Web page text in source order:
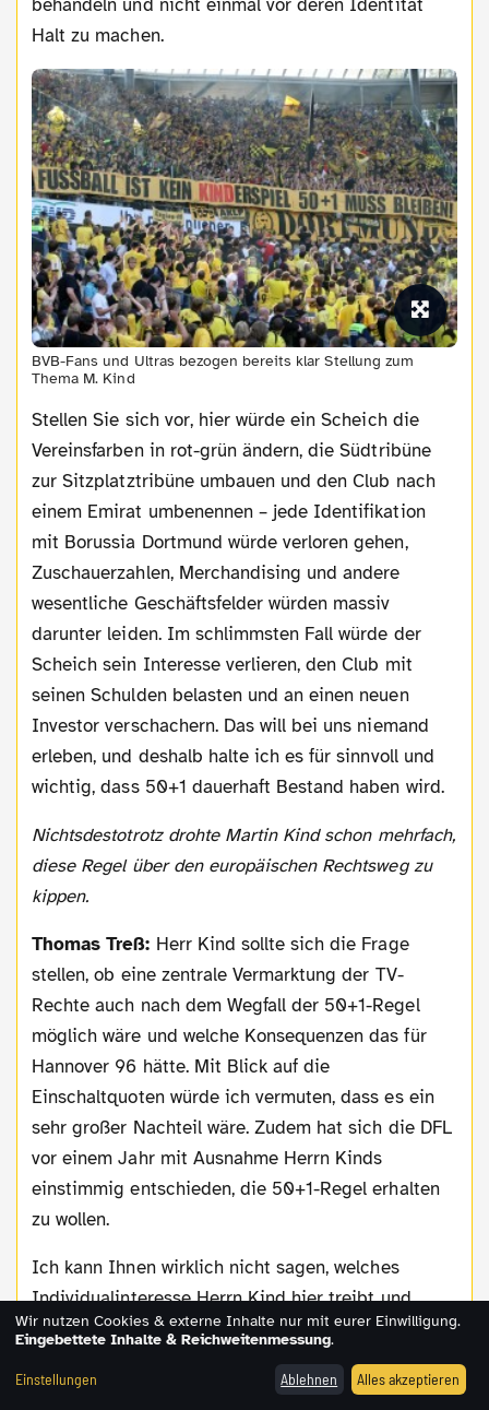
behandeln und nicht einmal vor deren Identität
Halt zu machen.
BVB-Fans und Ultras bezogen bereits klar Stellung zum
Thema M. Kind
Stellen Sie sich vor, hier würde ein Scheich die
Vereinsfarben in rot-grün ändern, die Südtribüne
zur Sitzplatztribüne umbauen und den Club nach
einem Emirat umbenennen – jede Identifikation
mit Borussia Dortmund würde verloren gehen,
Zuschauerzahlen, Merchandising und andere
wesentliche Geschäftsfelder würden massiv
darunter leiden. Im schlimmsten Fall würde der
Scheich sein Interesse verlieren, den Club mit
seinen Schulden belasten und an einen neuen
Investor verschachern. Das will bei uns niemand
erleben, und deshalb halte ich es für sinnvoll und
wichtig, dass 50+1 dauerhaft Bestand haben wird.
Nichtsdestotrotz drohte Martin Kind schon mehrfach,
diese Regel über den europäischen Rechtsweg zu
kippen.
Thomas Treß: Herr Kind sollte sich die Frage
stellen, ob eine zentrale Vermarktung der TV-
Rechte auch nach dem Wegfall der 50+1-Regel
möglich wäre und welche Konsequenzen das für
Hannover 96 hätte. Mit Blick auf die
Einschaltquoten würde ich vermuten, dass es ein
sehr großer Nachteil wäre. Zudem hat sich die DFL
vor einem Jahr mit Ausnahme Herrn Kinds
einstimmig entschieden, die 50+1-Regel erhalten
zu wollen.
Ich kann Ihnen wirklich nicht sagen, welches
Individualinteresse Herrn Kind hier treibt und
welche Vorteile er für Hannover 96 sieht. Er hat
zwar immer wieder mit angeblichen Investoren
kokettiert, an eine transparente und glaubwürdige
Wir nutzen Cookies & externe Inhalte nur mit eurer Einwilligung.
Eingebettete Inhalte & Reichweitenmessung.
Einstellungen Ablehnen Alles akzeptieren